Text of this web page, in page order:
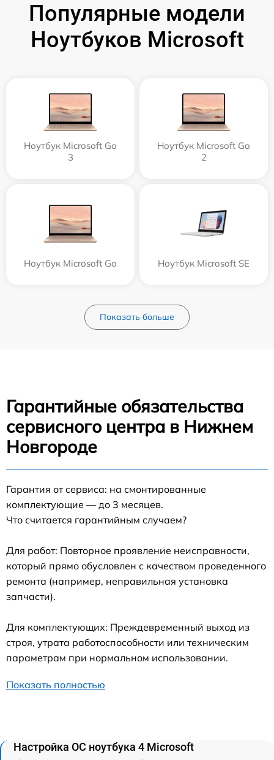
Популярные модели
Ноутбуков Microsoft
Ноутбук Microsoft Go
3
Ноутбук Microsoft Go
2
Ноутбук Microsoft Go Ноутбук Microsoft SE
Показать больше
Гарантийные обязательства
сервисного центра в Нижнем
Новгороде
Гарантия от сервиса: на смонтированные
комплектующие — до 3 месяцев.
Что считается гарантийным случаем?
Для работ: Повторное проявление неисправности,
который прямо обусловлен с качеством проведенного
ремонта (например, неправильная установка
запчасти).
Для комплектующих: Преждевременный выход из
строя, утрата работоспособности или техническим
параметрам при нормальном использовании.
Показать полностью
Настройка ОС ноутбука 4 Microsoft